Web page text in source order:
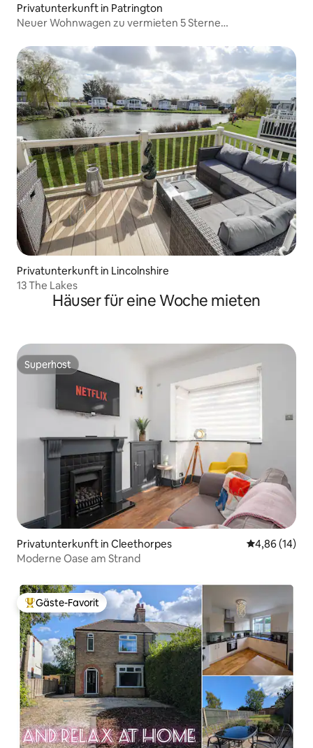
Privatunterkunft in Patrington
Neuer Wohnwagen zu vermieten 5 Sterne
Privatunterkunft in Lincolnshire
13 The Lakes
Häuser für eine Woche mieten
Superhost
Superhost
Privatunterkunft in Cleethorpes
4,86 (14)
Moderne Oase am Strand
Beliebter Gäste-Favorit.
Gäste-Favorit